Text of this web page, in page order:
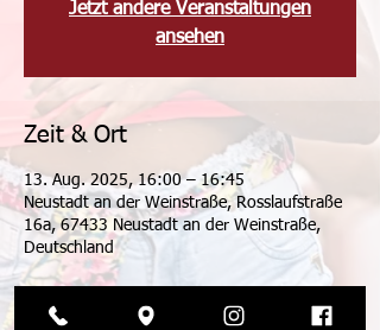
Jetzt andere Veranstaltungen
ansehen
Zeit & Ort
13. Aug. 2025, 16:00 – 16:45
Neustadt an der Weinstraße, Rosslaufstraße
16a, 67433 Neustadt an der Weinstraße,
Deutschland